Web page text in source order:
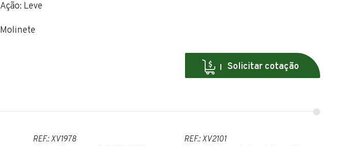
Ação: Leve
Molinete
Solicitar cotação
REF.: XV1978 REF.: XV2101